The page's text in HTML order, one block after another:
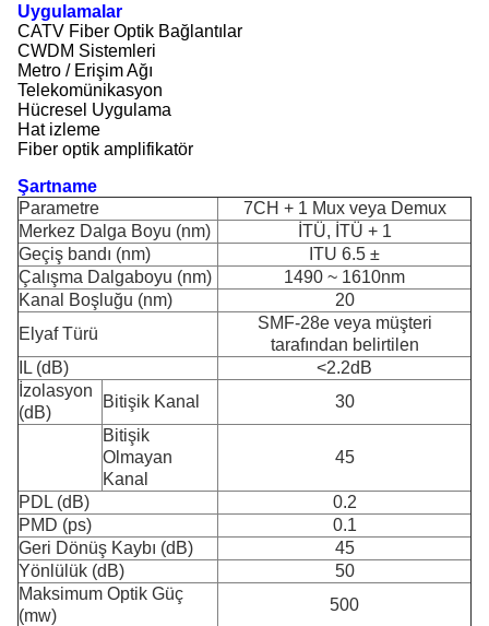
Uygulamalar
CATV Fiber Optik Bağlantılar
CWDM Sistemleri
Metro / Erişim Ağı
Telekomünikasyon
Hücresel Uygulama
Hat izleme
Fiber optik amplifikatör
Şartname
Parametre
7CH + 1 Mux veya Demux
Merkez Dalga Boyu (nm)
İTÜ, İTÜ + 1
Geçiş bandı (nm)
ITU 6.5 ±
Çalışma Dalgaboyu (nm)
1490 ~ 1610nm
Kanal Boşluğu (nm)
20
Elyaf Türü
SMF-28e veya müşteri
tarafından belirtilen
IL (dB)
<2.2dB
İzolasyon
(dB)
Bitişik Kanal
30
Bitişik
Olmayan
Kanal
45
PDL (dB)
0.2
PMD (ps)
0.1
Geri Dönüş Kaybı (dB)
45
Yönlülük (dB)
50
Maksimum Optik Güç
(mw)
500